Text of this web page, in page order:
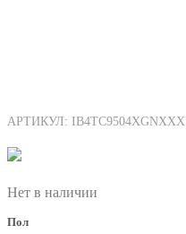
АРТИКУЛ: IB4TC9504XGNXXX
Нет в наличии
Пол